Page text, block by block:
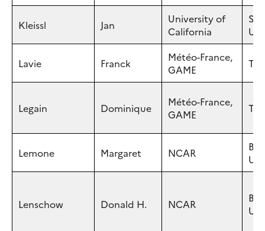
Kleissl Jan
University of
California
Lavie Franck
Météo-France,
GAME
Legain Dominique
Météo-France,
GAME
Lemone Margaret NCAR
Lenschow Donald H. NCAR